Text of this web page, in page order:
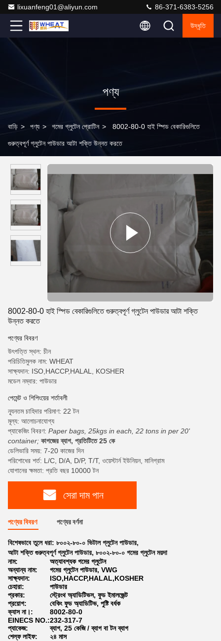
lixuanfeng01@aliyun.com 86-371-6383-5256
উদ্ধৃতি
পণ্য
বাড়ি > পণ্য > গমের গ্লুটেন প্রোটিন > 8002-80-0 হাই স্পিড বেকারিগুলিতে
গুরুত্বপূর্ণ গ্লুটেন পাউডার আটা শক্তি উন্নত করতে
8002-80-0 হাই স্পিড বেকারিগুলিতে গুরুত্বপূর্ণ গ্লুটেন পাউডার আটা শক্তি
উন্নত করতে
পণ্যের বিবরণ
উৎপত্তি স্থল: চীন
পরিচিতিমুলক নাম: WHEAT
সাক্ষ্যদান: ISO,HACCP,HALAL, KOSHER
মডেল নম্বার: পাউডার
পেমেন্ট ও শিপিংয়ের শর্তাবলী
ন্যূনতম চাহিদার পরিমাণ: 22 টন
মূল্য: আলোচনাযোগ্য
প্যাকেজিং বিবরণ: Paper bags, 25kgs in each, 22 tons in per 20'
container; কাগজের ব্যাগ, প্রতিটিতে 25 কে
ডেলিভারি সময়: 7-20 কাজের দিন
পরিশোধের শর্ত: L/C, D/A, D/P, T/T, ওয়েস্টার্ন ইউনিয়ন, মানিগ্রাম
যোগানের ক্ষমতা: প্রতি বছর 10000 টন
সেরা দাম পান
পণ্যের বিবরণ পণ্যের বর্ণনা
বিশেষভাবে তুলে ধরা: ৮০০২-৮০-০ ভিটাল গ্লুটেন পাউডার,
আটা শক্তি গুরুত্বপূর্ণ গ্লুটেন পাউডার, ৮০০২-৮০-০ গমের গ্লুটেন ময়দা
নাম:
অত্যাবশ্যক গমের গ্লুটেন
অন্যান্য নাম:
গমের গ্লুটেন পাউডার, VWG
সাক্ষ্যদান:
ISO,HACCP,HALAL,KOSHER
চেহারা:
পাউডার
প্রকার:
স্ট্রেংথ অ্যাডিটিভস, ফুড ইমালজেন্ট
প্রয়োগ:
বেকিং ফুড অ্যাডিটিভ, পুষ্টি বর্ধক
ক্যাস না।:
8002-80-0
EINECS NO.:232-317-7
প্যাকেজ:
ব্যাগ, 25 কেজি / ব্যাগ বা টন ব্যাগ
শেল্ফ লাইফ:
২৪ মাস